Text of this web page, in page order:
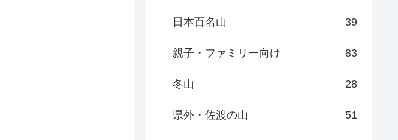
日本百名山 39
親子・ファミリー向け 83
冬山 28
県外・佐渡の山 51